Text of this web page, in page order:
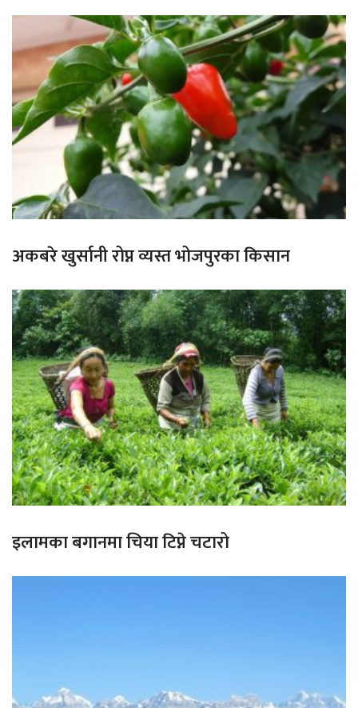
अकबरे खुर्सानी रोप्न व्यस्त भोजपुरका किसान
इलामका बगानमा चिया टिप्ने चटारो